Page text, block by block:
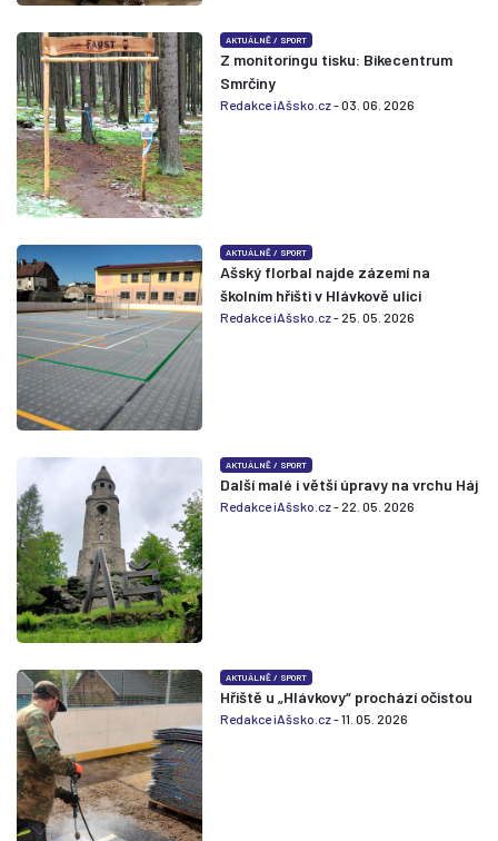
AKTUÁLNĚ / SPORT
Z monitoringu tisku: Bikecentrum
Smrčiny
Redakce iAšsko.cz- 03. 06. 2026
AKTUÁLNĚ / SPORT
Ašský florbal najde zázemí na
školním hřišti v Hlávkově ulici
Redakce iAšsko.cz- 25. 05. 2026
AKTUÁLNĚ / SPORT
Další malé i větší úpravy na vrchu Háj
Redakce iAšsko.cz- 22. 05. 2026
AKTUÁLNĚ / SPORT
Hřiště u „Hlávkovy“ prochází očistou
Redakce iAšsko.cz- 11. 05. 2026